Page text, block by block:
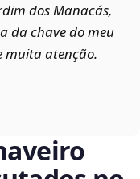
dos Manacás,
da chave do meu
muita atenção.